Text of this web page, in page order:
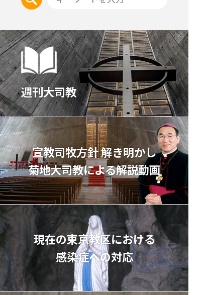
週刊大司教
宣教司牧⽅針 解き明かし
菊地⼤司教による解説動画
現在の東京教区における
感染症への対応